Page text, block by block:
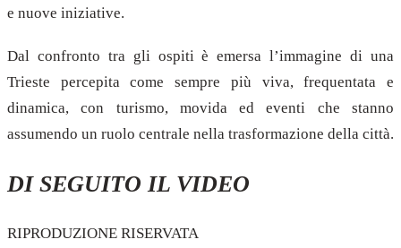
e nuove iniziative.
Dal confronto tra gli ospiti è emersa l’immagine di una
Trieste percepita come sempre più viva, frequentata e
dinamica, con turismo, movida ed eventi che stanno
assumendo un ruolo centrale nella trasformazione della città.
DI SEGUITO IL VIDEO
RIPRODUZIONE RISERVATA